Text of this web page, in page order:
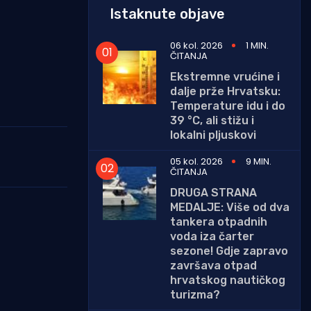
Istaknute objave
06 kol. 2026 1 MIN.
ČITANJA
Ekstremne vrućine i
dalje prže Hrvatsku:
Temperature idu i do
39 °C, ali stižu i
lokalni pljuskovi
05 kol. 2026
9 MIN.
ČITANJA
DRUGA STRANA
MEDALJE: Više od dva
tankera otpadnih
voda iza čarter
sezone! Gdje zapravo
završava otpad
hrvatskog nautičkog
turizma?